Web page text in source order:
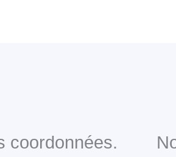
coordonnées.